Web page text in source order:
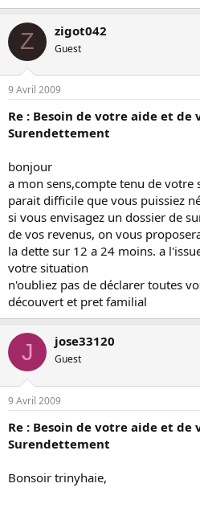
Z zigot042
Guest
9 Avril 2009
Re : Besoin de votre aide et de
Surendettement
bonjour
a mon sens,compte tenu de
parait difficile que vous puissiez
si vous envisagez un dossier de
de vos revenus, on vous
la dette sur 12 a 24 moins. a
votre situation
n'oubliez pas de déclarer toutes
découvert et pret familial
J jose33120
Guest
9 Avril 2009
Re : Besoin de votre aide et de
Surendettement
Bonsoir trinyhaie,